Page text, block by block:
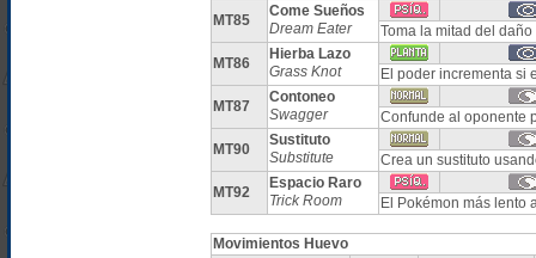
MT85
Come Sueños
Dream Eater
Toma la mitad del
MT86
Hierba Lazo
Grass Knot
El poder incrementa si
MT87
Contoneo
Swagger
Confunde al oponente
MT90
Sustituto
Substitute
Crea un sustituto
MT92
Espacio Raro
Trick Room
El Pokémon más lento
Movimientos Huevo